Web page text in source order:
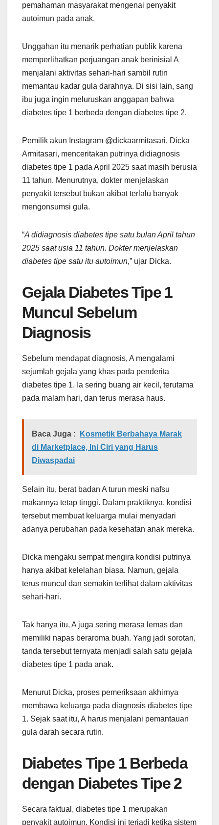
pemahaman masyarakat mengenai penyakit
autoimun pada anak.
Unggahan itu menarik perhatian publik karena
memperlihatkan perjuangan anak berinisial A
menjalani aktivitas sehari-hari sambil rutin
memantau kadar gula darahnya. Di sisi lain, sang
ibu juga ingin meluruskan anggapan bahwa
diabetes tipe 1 berbeda dengan diabetes tipe 2.
Pemilik akun Instagram @dickaarmitasari, Dicka
Armitasari, menceritakan putrinya didiagnosis
diabetes tipe 1 pada April 2025 saat masih berusia
11 tahun. Menurutnya, dokter menjelaskan
penyakit tersebut bukan akibat terlalu banyak
mengonsumsi gula.
“A didiagnosis diabetes tipe satu bulan April tahun
2025 saat usia 11 tahun. Dokter menjelaskan
diabetes tipe satu itu autoimun,” ujar Dicka.
Gejala Diabetes Tipe 1
Muncul Sebelum
Diagnosis
Sebelum mendapat diagnosis, A mengalami
sejumlah gejala yang khas pada penderita
diabetes tipe 1. Ia sering buang air kecil, terutama
pada malam hari, dan terus merasa haus.
Baca Juga :
Kosmetik Berbahaya Marak
di Marketplace, Ini Ciri yang Harus
Diwaspadai
Selain itu, berat badan A turun meski nafsu
makannya tetap tinggi. Dalam praktiknya, kondisi
tersebut membuat keluarga mulai menyadari
adanya perubahan pada kesehatan anak mereka.
Dicka mengaku sempat mengira kondisi putrinya
hanya akibat kelelahan biasa. Namun, gejala
terus muncul dan semakin terlihat dalam aktivitas
sehari-hari.
Tak hanya itu, A juga sering merasa lemas dan
memiliki napas beraroma buah. Yang jadi sorotan,
tanda tersebut ternyata menjadi salah satu gejala
diabetes tipe 1 pada anak.
Menurut Dicka, proses pemeriksaan akhirnya
membawa keluarga pada diagnosis diabetes tipe
1. Sejak saat itu, A harus menjalani pemantauan
gula darah secara rutin.
Diabetes Tipe 1 Berbeda
dengan Diabetes Tipe 2
Secara faktual, diabetes tipe 1 merupakan
penyakit autoimun. Kondisi ini terjadi ketika sistem